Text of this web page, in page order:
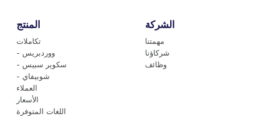
المنتج
تكاملات
- ووردبريس
- سكوير سبيس
- شوبيفاي
العملاء
الأسعار
اللغات المتوفرة
الشركة
مهمتنا
شركاؤنا
وظائف